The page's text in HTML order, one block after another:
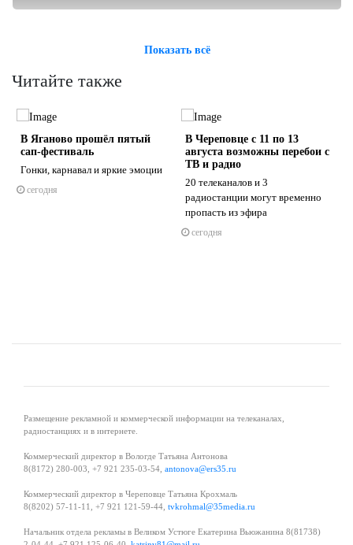
Показать всё
Читайте также
В Яганово прошёл пятый
сап-фестиваль
Гонки, карнавал и яркие эмоции
сегодня
В Череповце с 11 по 13
августа возможны перебои с
ТВ и радио
20 телеканалов и 3
радиостанции могут временно
пропасть из эфира
сегодня
Размещение рекламной и коммерческой информации на телеканалах,
радиостанциях и в интернете.
Коммерческий директор в Вологде Татьяна Антонова
8(8172) 280-003, +7 921 235-03-54, antonova@ers35.ru
Коммерческий директор в Череповце Татьяна Крохмаль
8(8202) 57-11-11, +7 921 121-59-44, tvkrohmal@35media.ru
Начальник отдела рекламы в Великом Устюге Екатерина Вьюжанина 8(81738)